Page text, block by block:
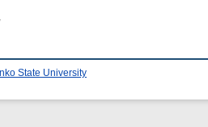
State University